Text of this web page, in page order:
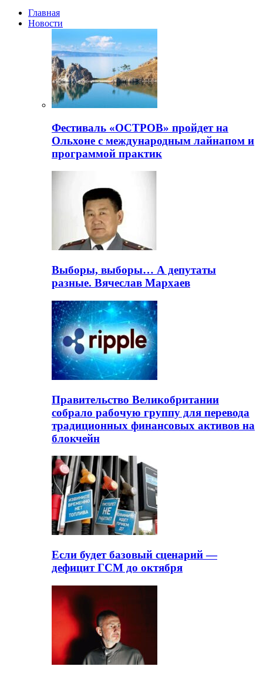
Главная
Новости
Фестиваль «ОСТРОВ» пройдет на
Ольхоне с международным лайнапом и
программой практик
Выборы, выборы… А депутаты
разные. Вячеслав Мархаев
Правительство Великобритании
собрало рабочую группу для перевода
традиционных финансовых активов на
блокчейн
Если будет базовый сценарий —
дефицит ГСМ до октября